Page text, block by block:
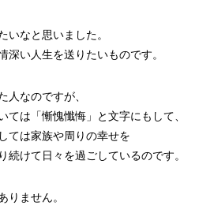
なと思いました。
深い人生を送りたいものです。
人なのですが、
ては「慚愧懺悔」と文字にもして、
ては家族や周りの幸せを
続けて日々を過ごしているのです。
りません。